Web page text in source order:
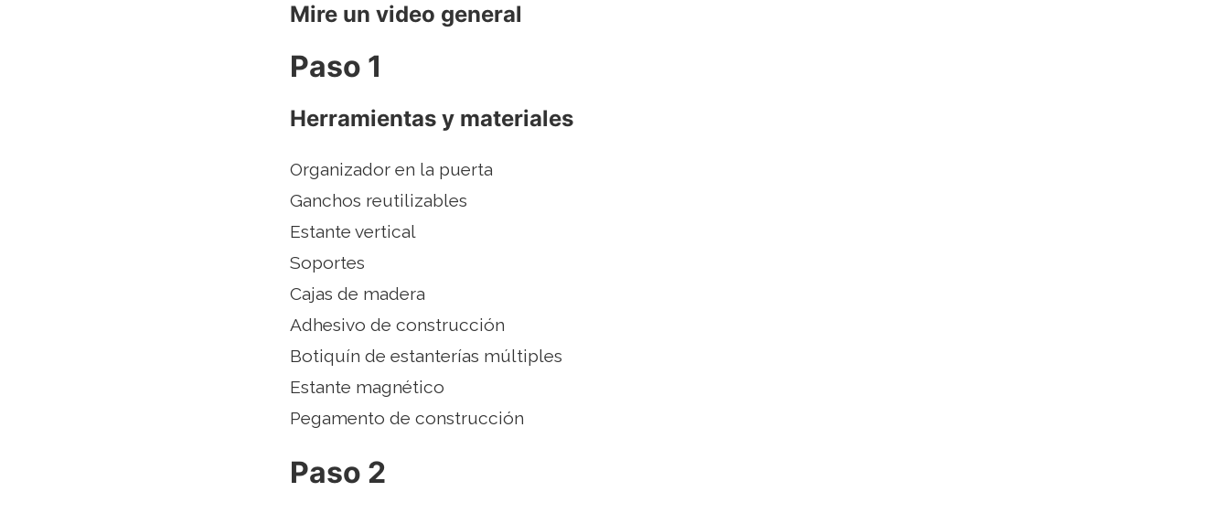
Mire un video general
Paso 1
Herramientas y materiales
Organizador en la puerta
Ganchos reutilizables
Estante vertical
Soportes
Cajas de madera
Adhesivo de construcción
Botiquín de estanterías múltiples
Estante magnético
Pegamento de construcción
Paso 2